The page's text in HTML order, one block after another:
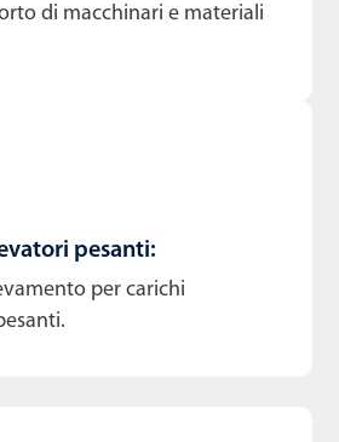
di macchinari e materiali
pesanti:
per carichi